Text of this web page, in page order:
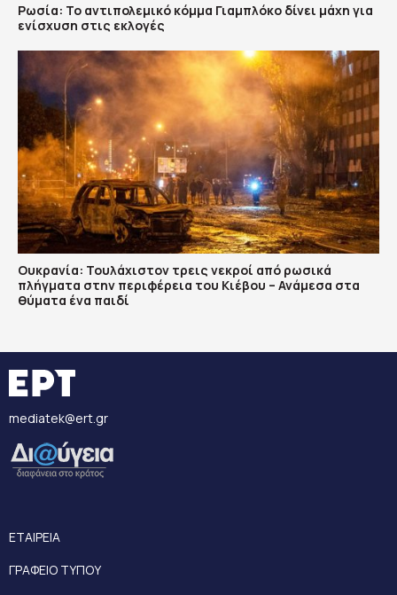
Ρωσία: Το αντιπολεμικό κόμμα Γιαμπλόκο δίνει μάχη για
ενίσχυση στις εκλογές
Ουκρανία: Τουλάχιστον τρεις νεκροί από ρωσικά
πλήγματα στην περιφέρεια του Κιέβου – Ανάμεσα στα
θύματα ένα παιδί
mediatek@ert.gr
ΕΤΑΙΡΕΙΑ
ΓΡΑΦΕΙΟ ΤΥΠΟΥ